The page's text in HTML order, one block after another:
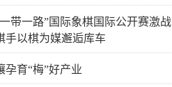
带一路”国际象棋国际公开赛激战
手以棋为媒邂逅库车
孕育“梅”好产业